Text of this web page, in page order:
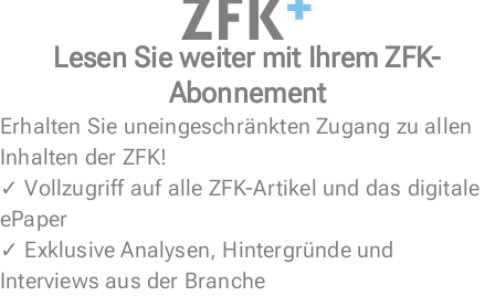
Lesen Sie weiter mit Ihrem ZFK-
Abonnement
Erhalten Sie uneingeschränkten Zugang zu allen
Inhalten der ZFK!
✓ Vollzugriff auf alle ZFK-Artikel und das digitale
ePaper
✓ Exklusive Analysen, Hintergründe und
Interviews aus der Branche